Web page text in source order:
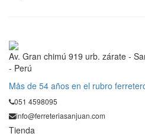
Av. Gran chimú 919 urb. zárate -
- Perú
Mås de 54 años en el rubro
051 4598095
info@ferreteriasanjuan.com
Tienda